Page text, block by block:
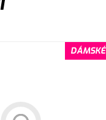
DÁMSKÉ